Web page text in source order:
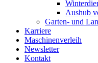
Aushub
Garten- und
Karriere
Maschinenverleih
Newsletter
Kontakt